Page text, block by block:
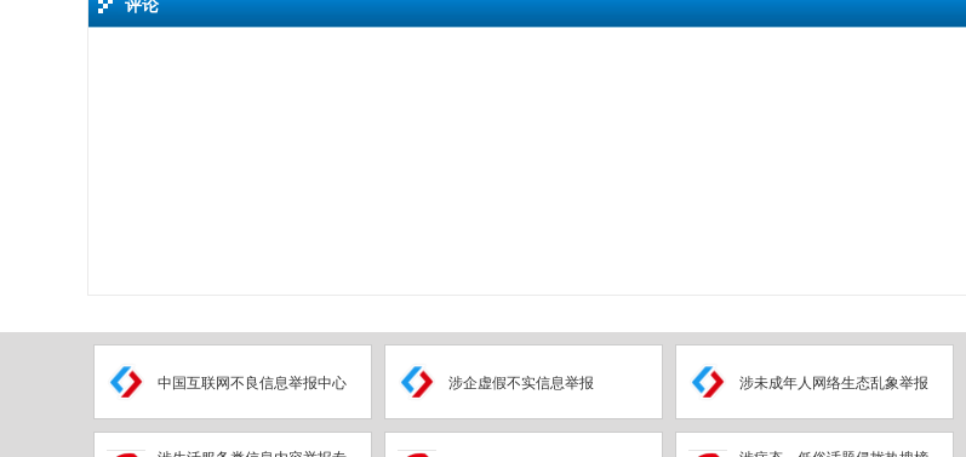
中国互联网不良信息举报中心 涉企虚假不实信息举报 涉未成年人网络生态乱象举报